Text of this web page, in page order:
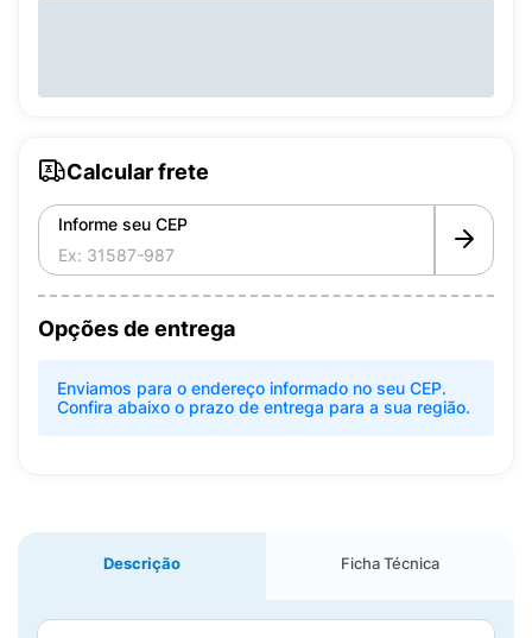
Calcular frete
Informe seu CEP
Opções de entrega
Enviamos para o endereço informado no seu CEP.
Confira abaixo o prazo de entrega para a sua região.
Descrição Ficha Técnica